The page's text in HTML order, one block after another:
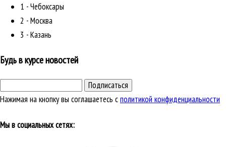
1 - Чебоксары
2 - Москва
3 - Казань
Будь в курсе новостей
Подписаться
Нажимая на кнопку вы соглашаетесь сполитикой конфиденциальности
Мы в социальных сетях: